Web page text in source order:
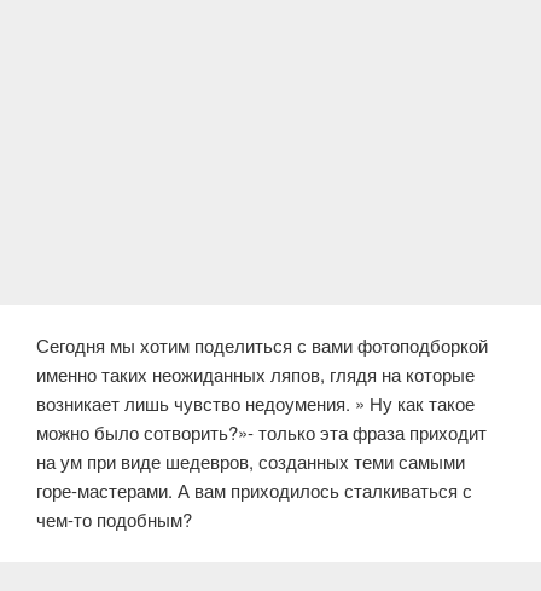
Сегодня мы хотим поделиться с вами фотоподборкой
именно таких неожиданных ляпов, глядя на которые
возникает лишь чувство недоумения. » Ну как такое
можно было сотворить?»- только эта фраза приходит
на ум при виде шедевров, созданных теми самыми
горе-мастерами. А вам приходилось сталкиваться с
чем-то подобным?